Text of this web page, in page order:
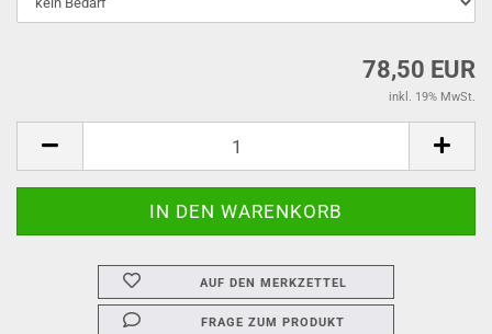
78,50 EUR
inkl. 19% MwSt.
AUF DEN MERKZETTEL
FRAGE ZUM PRODUKT